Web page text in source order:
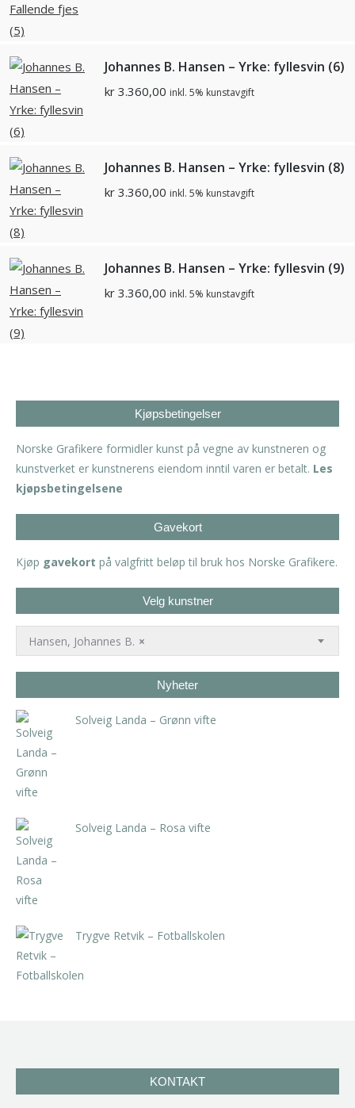
Johannes B. Hansen – Yrke: fyllesvin (6)
kr 3.360,00 inkl. 5% kunstavgift
Johannes B. Hansen – Yrke: fyllesvin (8)
kr 3.360,00 inkl. 5% kunstavgift
Johannes B. Hansen – Yrke: fyllesvin (9)
kr 3.360,00 inkl. 5% kunstavgift
Kjøpsbetingelser
Norske Grafikere formidler kunst på vegne av kunstneren og
kunstverket er kunstnerens eiendom inntil varen er betalt. Les
kjøpsbetingelsene
Gavekort
Kjøp gavekort på valgfritt beløp til bruk hos Norske Grafikere.
Velg kunstner
×
Hansen, Johannes B.
Nyheter
Solveig Landa – Grønn vifte
Solveig Landa – Rosa vifte
Trygve Retvik – Fotballskolen
KONTAKT